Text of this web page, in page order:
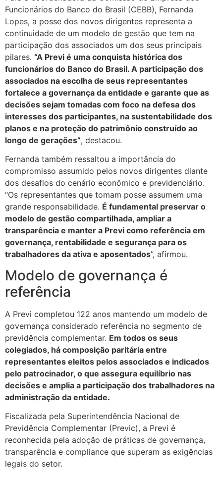
Funcionários do Banco do Brasil (CEBB), Fernanda
Lopes, a posse dos novos dirigentes representa a
continuidade de um modelo de gestão que tem na
participação dos associados um dos seus principais
pilares. “A Previ é uma conquista histórica dos
funcionários do Banco do Brasil. A participação dos
associados na escolha de seus representantes
fortalece a governança da entidade e garante que as
decisões sejam tomadas com foco na defesa dos
interesses dos participantes, na sustentabilidade dos
planos e na proteção do patrimônio construído ao
longo de gerações”, destacou.
Fernanda também ressaltou a importância do
compromisso assumido pelos novos dirigentes diante
dos desafios do cenário econômico e previdenciário.
“Os representantes que tomam posse assumem uma
grande responsabilidade. É fundamental preservar o
modelo de gestão compartilhada, ampliar a
transparência e manter a Previ como referência em
governança, rentabilidade e segurança para os
trabalhadores da ativa e aposentados”, afirmou.
Modelo de governança é
referência
A Previ completou 122 anos mantendo um modelo de
governança considerado referência no segmento de
previdência complementar. Em todos os seus
colegiados, há composição paritária entre
representantes eleitos pelos associados e indicados
pelo patrocinador, o que assegura equilíbrio nas
decisões e amplia a participação dos trabalhadores na
administração da entidade.
Fiscalizada pela Superintendência Nacional de
Previdência Complementar (Previc), a Previ é
reconhecida pela adoção de práticas de governança,
transparência e compliance que superam as exigências
legais do setor.